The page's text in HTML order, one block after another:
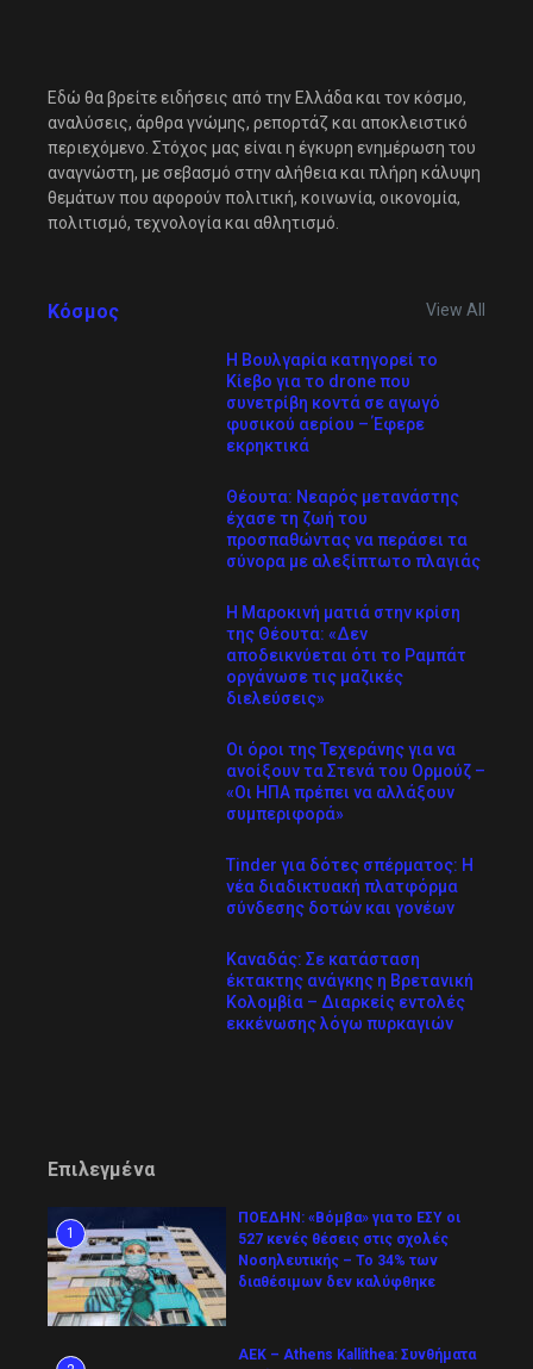
Εδώ θα βρείτε ειδήσεις από την Ελλάδα και τον κόσμο,
αναλύσεις, άρθρα γνώμης, ρεπορτάζ και αποκλειστικό
περιεχόμενο. Στόχος μας είναι η έγκυρη ενημέρωση του
αναγνώστη, με σεβασμό στην αλήθεια και πλήρη κάλυψη
θεμάτων που αφορούν πολιτική, κοινωνία, οικονομία,
πολιτισμό, τεχνολογία και αθλητισμό.
Κόσμος View All
Η Βουλγαρία κατηγορεί το
Κίεβο για το drone που
συνετρίβη κοντά σε αγωγό
φυσικού αερίου – Έφερε
εκρηκτικά
Θέουτα: Νεαρός μετανάστης
έχασε τη ζωή του
προσπαθώντας να περάσει τα
σύνορα με αλεξίπτωτο πλαγιάς
Η Μαροκινή ματιά στην κρίση
της Θέουτα: «Δεν
αποδεικνύεται ότι το Ραμπάτ
οργάνωσε τις μαζικές
διελεύσεις»
Οι όροι της Τεχεράνης για να
ανοίξουν τα Στενά του Ορμούζ –
«Οι ΗΠΑ πρέπει να αλλάξουν
συμπεριφορά»
Tinder για δότες σπέρματος: Η
νέα διαδικτυακή πλατφόρμα
σύνδεσης δοτών και γονέων
Καναδάς: Σε κατάσταση
έκτακτης ανάγκης η Βρετανική
Κολομβία – Διαρκείς εντολές
εκκένωσης λόγω πυρκαγιών
Επιλεγμένα
1
ΠΟΕΔΗΝ: «Βόμβα» για το ΕΣΥ οι
527 κενές θέσεις στις σχολές
Νοσηλευτικής – Το 34% των
διαθέσιμων δεν καλύφθηκε
ΑΕΚ – Athens Kallithea: Συνθήματα